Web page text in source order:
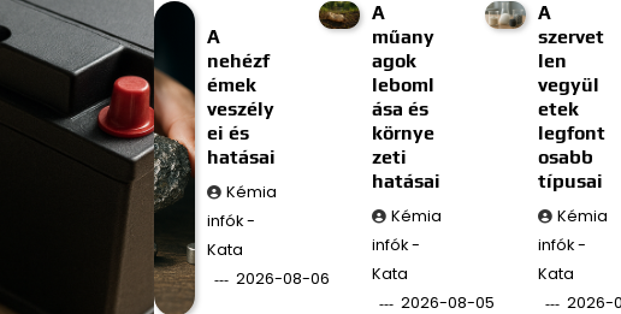
A
nehézf
émek
veszély
ei és
hatásai
Kémia
infók -
Kata
2026-08-06
A
műany
agok
leboml
ása és
környe
zeti
hatásai
Kémia
infók -
Kata
2026-08-05
A
szervet
len
vegyül
etek
legfont
osabb
típusai
Kémia
infók -
Kata
2026-